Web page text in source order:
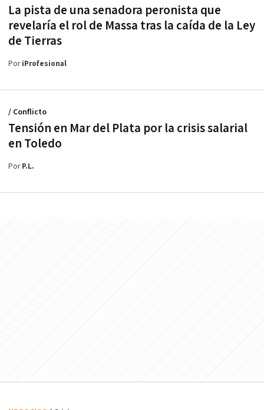
La pista de una senadora peronista que
revelaría el rol de Massa tras la caída de la Ley
de Tierras
PoriProfesional
Tensión en Mar del Plata por la crisis salarial
en Toledo
/ Conflicto
PorP.L.